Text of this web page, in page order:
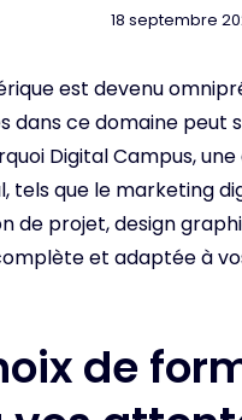
18 septembre
est devenu
dans ce domaine peut
Digital Campus,
tels que le marketing
de projet, design
et adaptée à
de